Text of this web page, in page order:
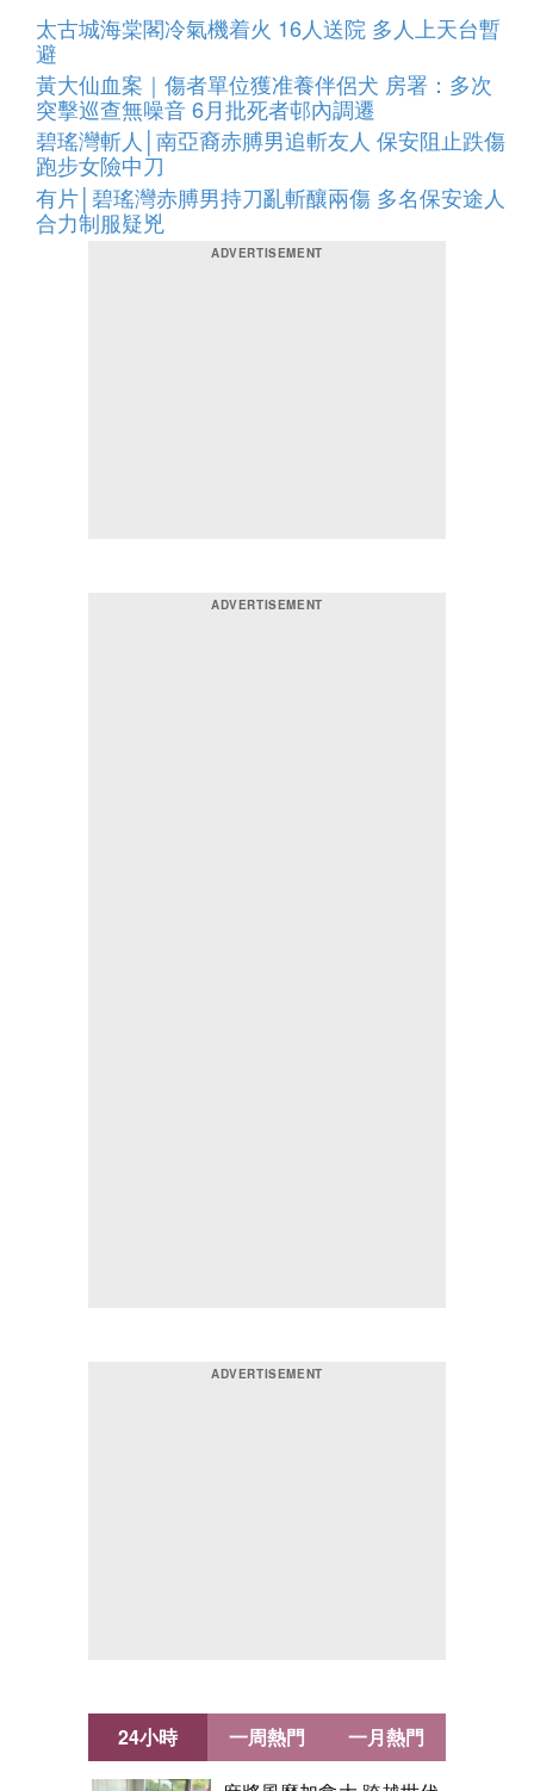
太古城海棠閣冷氣機着火 16人送院 多人上天台暫
避
黃大仙血案｜傷者單位獲准養伴侶犬 房署：多次
突擊巡查無噪音 6月批死者邨內調遷
碧瑤灣斬人│南亞裔赤膊男追斬友人 保安阻止跌傷
跑步女險中刀
有片│碧瑤灣赤膊男持刀亂斬釀兩傷 多名保安途人
合力制服疑兇
24小時 一周熱門 一月熱門